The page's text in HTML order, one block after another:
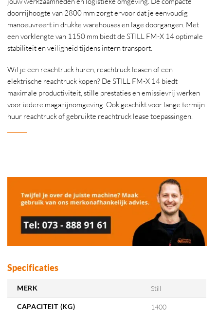
doorrijhoogte van 2800 mm zorgt ervoor dat je eenvoudig
manoeuvreert in drukke warehouses en lage doorgangen. Met
een vorklengte van 1150 mm biedt de STILL FM-X 14 optimale
stabiliteit en veiligheid tijdens intern transport.
Wil je een reachtruck huren, reachtruck leasen of een
elektrische reachtruck kopen? De STILL FM-X 14 biedt
maximale productiviteit, stille prestaties en emissievrij werken
voor iedere magazijnomgeving. Ook geschikt voor lange termijn
huur reachtruck of gebruikte reachtruck lease toepassingen.
Specificaties
MERK Still
CAPACITEIT (KG) 1400